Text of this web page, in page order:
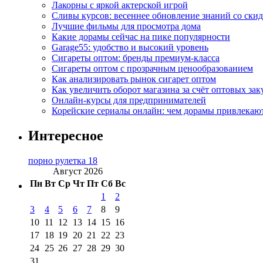
Лакорны с яркой актерской игрой
Сливы курсов: весеннее обновление знаний со
Лучшие фильмы для просмотра дома
Какие дорамы сейчас на пике популярности
Garage55: удобство и высокий уровень
Сигареты оптом: бренды премиум-класса
Сигареты оптом с прозрачным ценообразованием
Как анализировать рынок сигарет оптом
Как увеличить оборот магазина за счёт оптовых
Онлайн-курсы для предпринимателей
Корейские сериалы онлайн: чем дорамы
Интересное
порно рулетка 18
Август 2026
Пн Вт Ср Чт Пт Сб Вс
1
2
3
4 5 6 7 8
9
10 11 12 13 14 15 16
17 18 19 20 21 22 23
24 25 26 27 28 29 30